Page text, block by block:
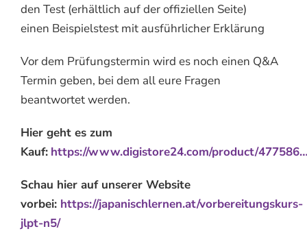
den Test (erhältlich auf der offiziellen Seite)
einen Beispielstest mit ausführlicher Erklärung
Vor dem Prüfungstermin wird es noch einen Q&A
Termin geben, bei dem all eure Fragen
beantwortet werden.
Hier geht es zum
Kauf: https://www.digistore24.com/product/
Schau hier auf unserer Website
vorbei: https://japanischlernen.at/vorbereitungskurs-
jlpt-n5/